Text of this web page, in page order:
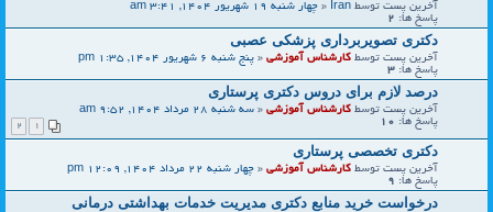
آخرین پست توسط Iran
« چهار شنبه 19 شهریور 1404, 3:41 am
پاسخ ها: 2
دکتری تصویربرداری پزشکی عصبی
آخرین پست توسط کارشناس آموزشی « پنج شنبه 6 شهریور 1404, 1:35 pm
پاسخ ها: 3
درصد لازم برای دروس دکتری پرستاری
آخرین پست توسط کارشناس آموزشی « سه شنبه 28 مرداد 1404, 9:52 am
پاسخ ها: 10
1
2
دکتری تخصصی پرستاری
آخرین پست توسط کارشناس آموزشی « چهار شنبه 22 مرداد 1404, 12:09 pm
پاسخ ها: 9
درخواست خرید منابع دکتری مدیریت خدمات بهداشتی درمانی